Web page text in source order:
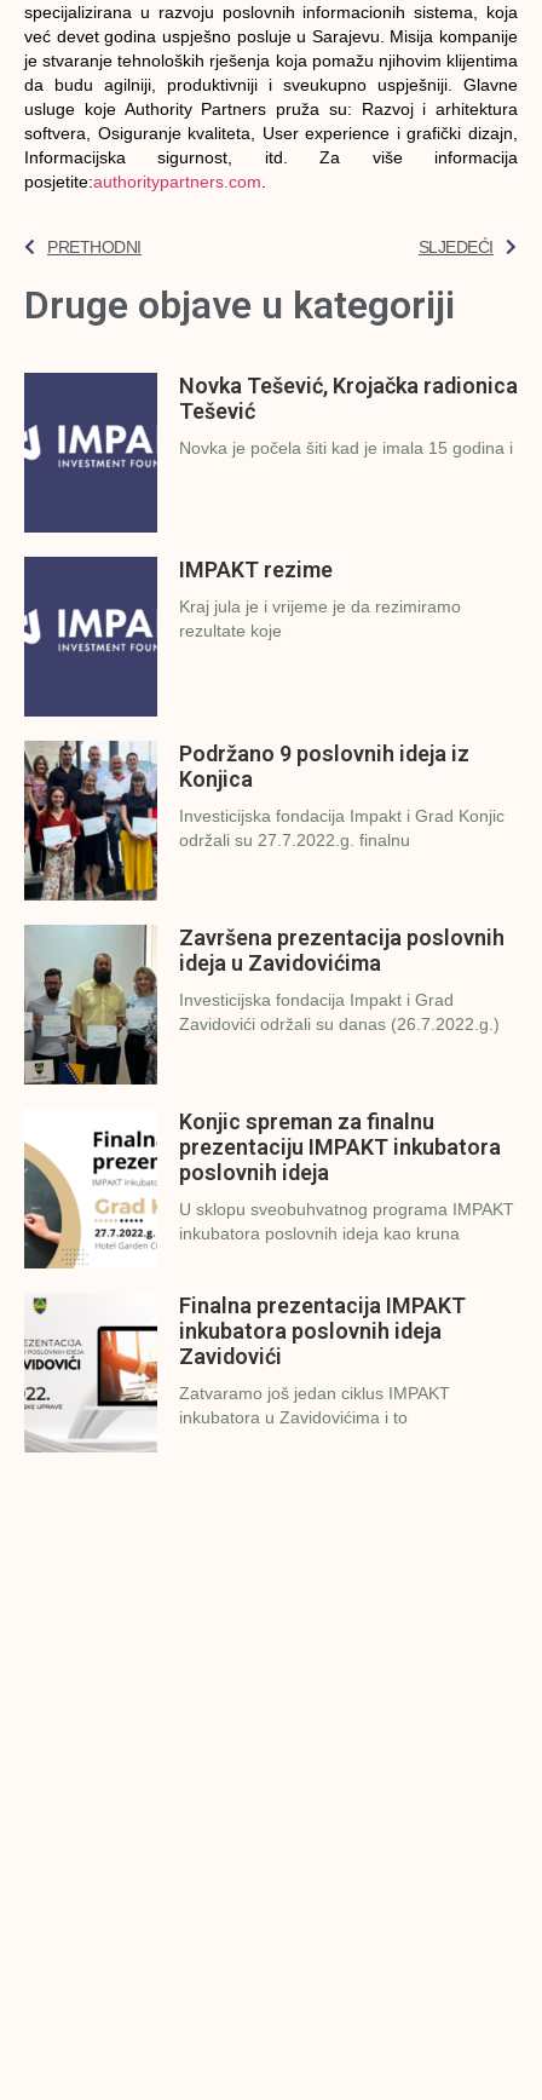
specijalizirana u razvoju poslovnih informacionih sistema, koja
već devet godina uspješno posluje u Sarajevu. Misija kompanije
je stvaranje tehnoloških rješenja koja pomažu njihovim klijentima
da budu agilniji, produktivniji i sveukupno uspješniji. Glavne
usluge koje Authority Partners pruža su: Razvoj i arhitektura
softvera, Osiguranje kvaliteta, User experience i grafički dizajn,
Informacijska sigurnost, itd. Za više informacija
posjetite:authoritypartners.com
PRETHODNI SLJEDEĆI
Druge objave u kategoriji
Novka Tešević, Krojačka radionica
Tešević
Novka je počela šiti kad je imala 15 godina i
IMPAKT rezime
Kraj jula je i vrijeme je da rezimiramo
rezultate koje
Podržano 9 poslovnih ideja iz
Konjica
Investicijska fondacija Impakt i Grad Konjic
održali su 27.7.2022.g. finalnu
Završena prezentacija poslovnih
ideja u Zavidovićima
Investicijska fondacija Impakt i Grad
Zavidovići održali su danas (26.7.2022.g.)
Konjic spreman za finalnu
prezentaciju IMPAKT inkubatora
poslovnih ideja
U sklopu sveobuhvatnog programa IMPAKT
inkubatora poslovnih ideja kao kruna
Finalna prezentacija IMPAKT
inkubatora poslovnih ideja
Zavidovići
Zatvaramo još jedan ciklus IMPAKT
inkubatora u Zavidovićima i to